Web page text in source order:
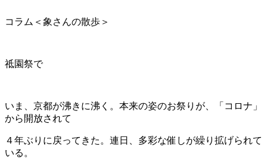
コラム＜象さんの散歩＞
祗園祭で
いま、京都が沸きに沸く。本来の姿のお祭りが、「コロナ」
から開放されて
４年ぶりに戻ってきた。連日、多彩な催しが繰り拡げられて
いる。